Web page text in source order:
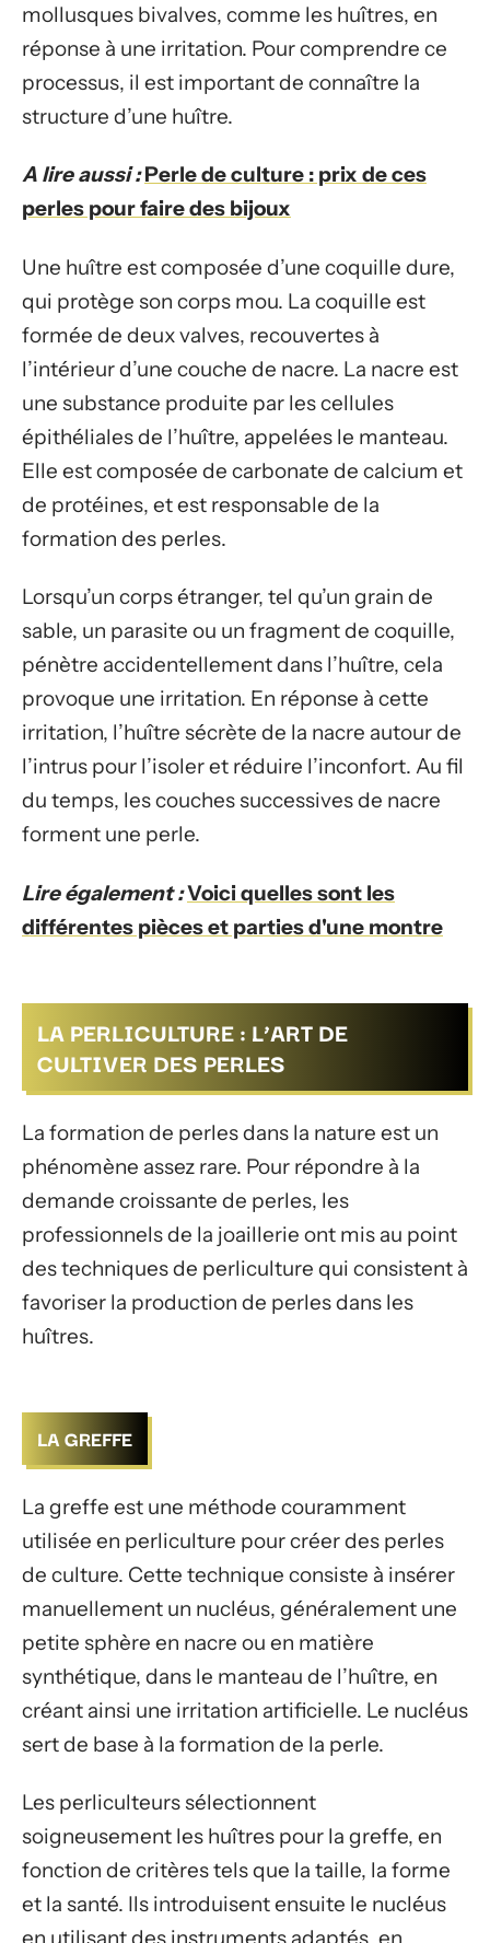
mollusques bivalves, comme les huîtres, en
réponse à une irritation. Pour comprendre ce
processus, il est important de connaître la
structure d’une huître.
A lire aussi : Perle de culture : prix de ces
perles pour faire des bijoux
Une huître est composée d’une coquille dure,
qui protège son corps mou. La coquille est
formée de deux valves, recouvertes à
l’intérieur d’une couche de nacre. La nacre est
une substance produite par les cellules
épithéliales de l’huître, appelées le manteau.
Elle est composée de carbonate de calcium et
de protéines, et est responsable de la
formation des perles.
Lorsqu’un corps étranger, tel qu’un grain de
sable, un parasite ou un fragment de coquille,
pénètre accidentellement dans l’huître, cela
provoque une irritation. En réponse à cette
irritation, l’huître sécrète de la nacre autour de
l’intrus pour l’isoler et réduire l’inconfort. Au fil
du temps, les couches successives de nacre
forment une perle.
Lire également :Voici quelles sont les
différentes pièces et parties d'une montre
LA PERLICULTURE : L’ART DE
CULTIVER DES PERLES
La formation de perles dans la nature est un
phénomène assez rare. Pour répondre à la
demande croissante de perles, les
professionnels de la joaillerie ont mis au point
des techniques de perliculture qui consistent à
favoriser la production de perles dans les
huîtres.
LA GREFFE
La greffe est une méthode couramment
utilisée en perliculture pour créer des perles
de culture. Cette technique consiste à insérer
manuellement un nucléus, généralement une
petite sphère en nacre ou en matière
synthétique, dans le manteau de l’huître, en
créant ainsi une irritation artificielle. Le nucléus
sert de base à la formation de la perle.
Les perliculteurs sélectionnent
soigneusement les huîtres pour la greffe, en
fonction de critères tels que la taille, la forme
et la santé. Ils introduisent ensuite le nucléus